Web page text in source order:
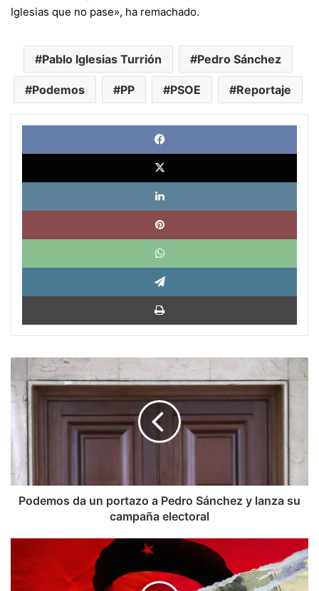
Iglesias que no pase», ha remachado.
Pablo Iglesias Turrión Pedro Sánchez
Podemos PP PSOE Reportaje
X
Podemos
da
un
portazo
Pedro
lanza
suPodemos da un portazo a Pedro Sánchez y lanza su
campaña electoral
Apertura
a